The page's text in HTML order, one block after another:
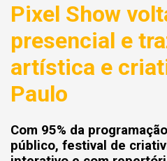
Pixel Show
presencial e
artística e
Paulo
Com 95% da
público, festival de